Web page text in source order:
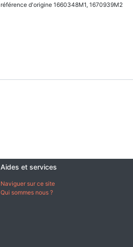
référence d'origine 1660348M1, 1670939M2
Aides et services
Naviguer sur ce site
Qui sommes nous ?